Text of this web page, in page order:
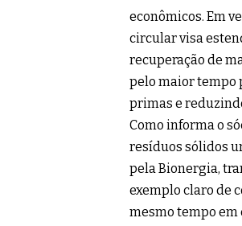
econômicos. Em
circular visa
recuperação de
pelo maior tempo
primas e
Como informa o
resíduos sólidos
pela Bionergia,
exemplo claro de
mesmo tempo em